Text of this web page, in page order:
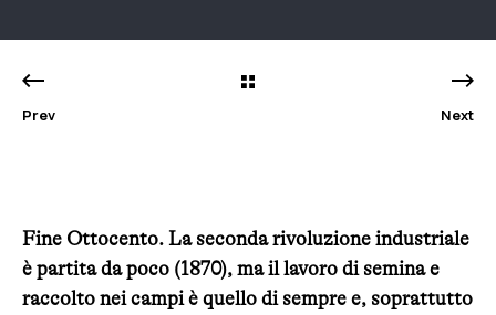
Prev Next
Fine Ottocento. La seconda rivoluzione industriale
è partita da poco (1870), ma il lavoro di semina e
raccolto nei campi è quello di sempre e, soprattutto